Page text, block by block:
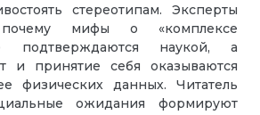
стереотипам. Эксперты
почему мифы о «комплексе
подтверждаются наукой, а
и принятие себя оказываются
физических данных. Читатель
ожидания формируют